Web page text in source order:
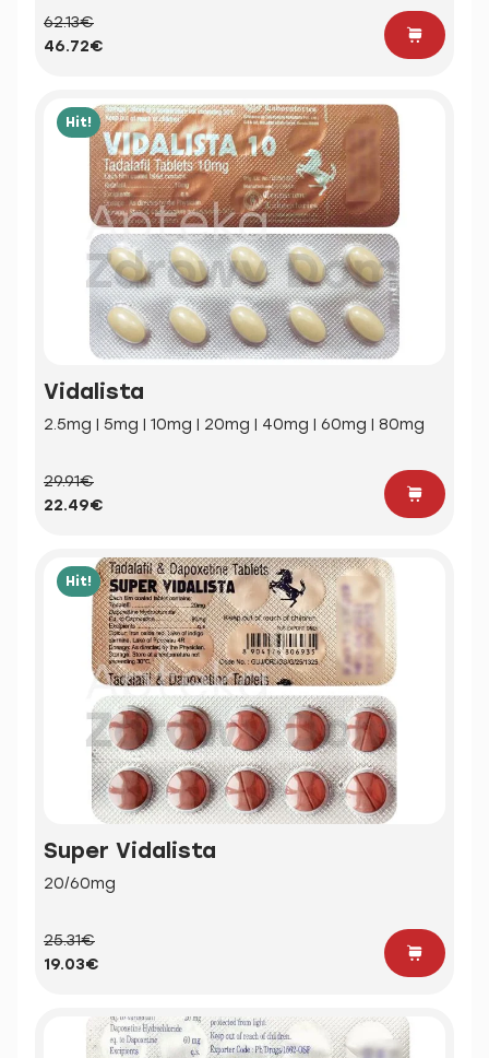
62.13€
46.72€
Hit!
Vidalista
2.5mg | 5mg | 10mg | 20mg | 40mg | 60mg | 80mg
29.91€
22.49€
Hit!
Super Vidalista
20/60mg
25.31€
19.03€